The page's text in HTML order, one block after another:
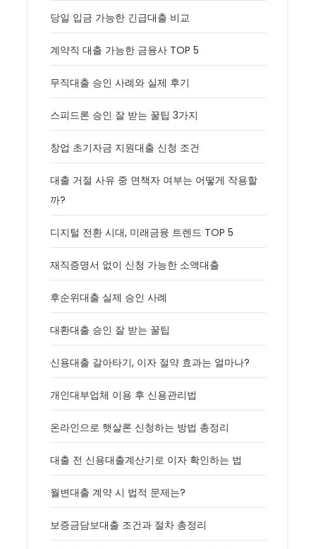
당일 입금 가능한 긴급대출 비교
계약직 대출 가능한 금융사 TOP 5
무직대출 승인 사례와 실제 후기
스피드론 승인 잘 받는 꿀팁 3가지
창업 초기자금 지원대출 신청 조건
대출 거절 사유 중 면책자 여부는 어떻게 작용할
까?
디지털 전환 시대, 미래금융 트렌드 TOP 5
재직증명서 없이 신청 가능한 소액대출
후순위대출 실제 승인 사례
대환대출 승인 잘 받는 꿀팁
신용대출 갈아타기, 이자 절약 효과는 얼마나?
개인대부업체 이용 후 신용관리법
온라인으로 햇살론 신청하는 방법 총정리
대출 전 신용대출계산기로 이자 확인하는 법
월변대출 계약 시 법적 문제는?
보증금담보대출 조건과 절차 총정리